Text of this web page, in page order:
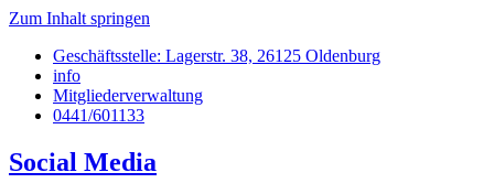
Zum Inhalt springen
Geschäftsstelle: Lagerstr. 38, 26125 Oldenburg
info
Mitgliederverwaltung
0441/601133
Social Media